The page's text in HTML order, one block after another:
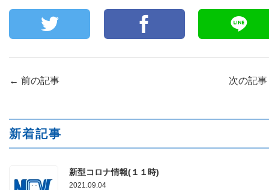
← 前の記事 次の記事
新着記事
新型コロナ情報(１１時)
2021.09.04